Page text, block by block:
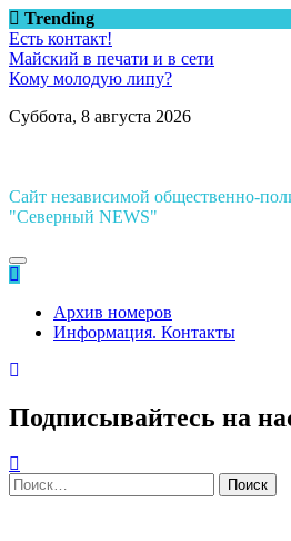
Перейти
к
содержимому
Trending
Есть контакт!
Майский в печати и в сети
Кому молодую липу?
Суббота, 8 августа 2026
Сайт независимой общественно-
"Северный NEWS"
Архив номеров
Информация. Контакты
Подписывайтесь на
Найти: